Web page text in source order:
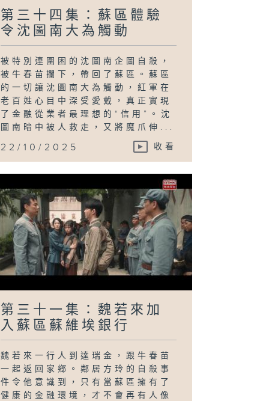
第三十四集：蘇區體驗
令沈圖南大為觸動
被特別連圍困的沈圖南企圖自殺，
被牛春苗攔下，帶回了蘇區。蘇區
的一切讓沈圖南大為觸動，紅軍在
老百姓心目中深受愛戴，真正實現
了金融從業者最理想的“信用”。沈
圖南暗中被人救走，又將魔爪伸...
22/10/2025 收看
第三十一集：魏若來加
入蘇區蘇維埃銀行
魏若來一行人到達瑞金，跟牛春苗
一起返回家鄉。鄰居方玲的自殺事
件令他意識到，只有當蘇區擁有了
健康的金融環境，才不會再有人像